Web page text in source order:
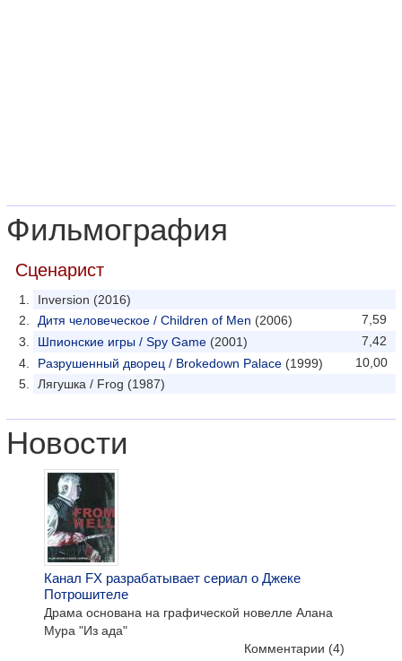
Фильмография
Сценарист
Inversion (2016)
7,59
Дитя человеческое / Children of Men (2006)
7,42
Шпионские игры / Spy Game (2001)
10,00
Разрушенный дворец / Brokedown Palace (1999)
Лягушка / Frog (1987)
Новости
Канал FX разрабатывает сериал о Джеке
Потрошителе
Драма основана на графической новелле Алана
Мура "Из ада"
Комментарии (4)